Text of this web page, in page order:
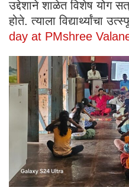
उद्देशाने शाळेत विशेष योग
होते. त्याला विद्यार्थ्यांचा
day at PMshree